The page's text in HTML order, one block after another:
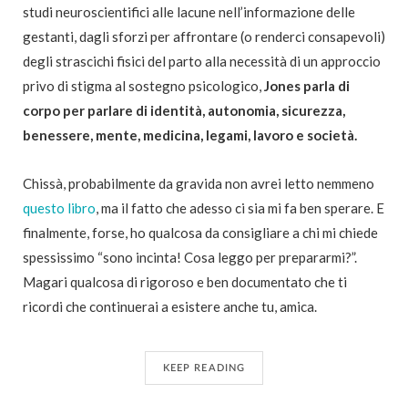
studi neuroscientifici alle lacune nell’informazione delle
gestanti, dagli sforzi per affrontare (o renderci consapevoli)
degli strascichi fisici del parto alla necessità di un approccio
privo di stigma al sostegno psicologico,Jones parla di
corpo per parlare di identità, autonomia, sicurezza,
benessere, mente, medicina, legami, lavoro e società.
Chissà, probabilmente da gravida non avrei letto nemmeno
questo libro, ma il fatto che adesso ci sia mi fa ben sperare. E
finalmente, forse, ho qualcosa da consigliare a chi mi chiede
spessissimo “sono incinta! Cosa leggo per prepararmi?”.
Magari qualcosa di rigoroso e ben documentato che ti
ricordi che continuerai a esistere anche tu, amica.
KEEP READING